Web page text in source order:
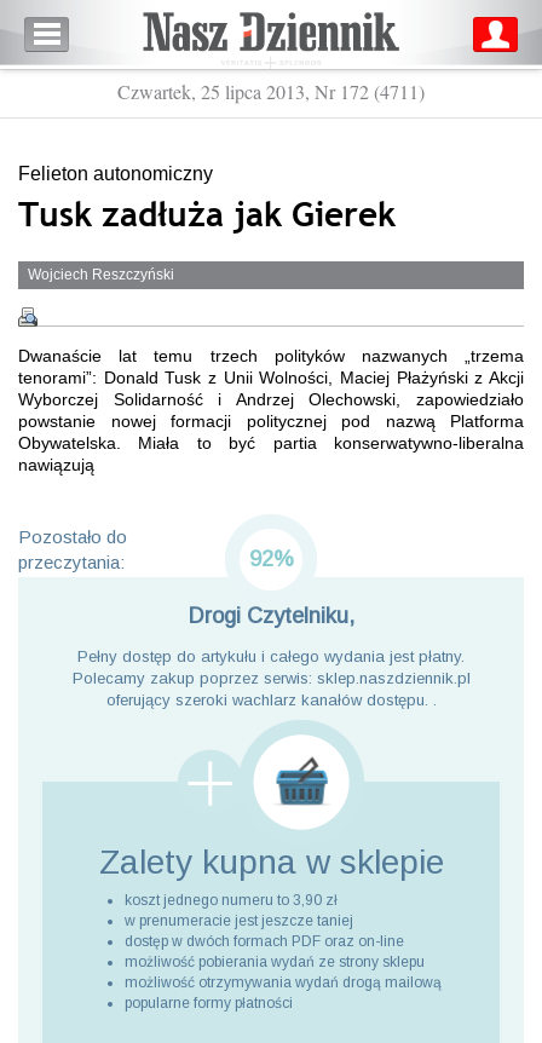
Czwartek, 25 lipca 2013, Nr 172 (4711)
Felieton autonomiczny
Tusk zadłuża jak Gierek
Wojciech Reszczyński
Dwanaście lat temu trzech polityków nazwanych „trzema
tenorami”: Donald Tusk z Unii Wolności, Maciej Płażyński z Akcji
Wyborczej Solidarność i Andrzej Olechowski, zapowiedziało
powstanie nowej formacji politycznej pod nazwą Platforma
Obywatelska. Miała to być partia konserwatywno-liberalna
nawiązują
Pozostało do
przeczytania:
92%
Drogi Czytelniku,
Pełny dostęp do artykułu i całego wydania jest płatny.
Polecamy zakup poprzez serwis: sklep.naszdziennik.pl
oferujący szeroki wachlarz kanałów dostępu. .
Zalety kupna w sklepie
koszt jednego numeru to 3,90 zł
w prenumeracie jest jeszcze taniej
dostęp w dwóch formach PDF oraz on-line
możliwość pobierania wydań ze strony sklepu
możliwość otrzymywania wydań drogą mailową
popularne formy płatności